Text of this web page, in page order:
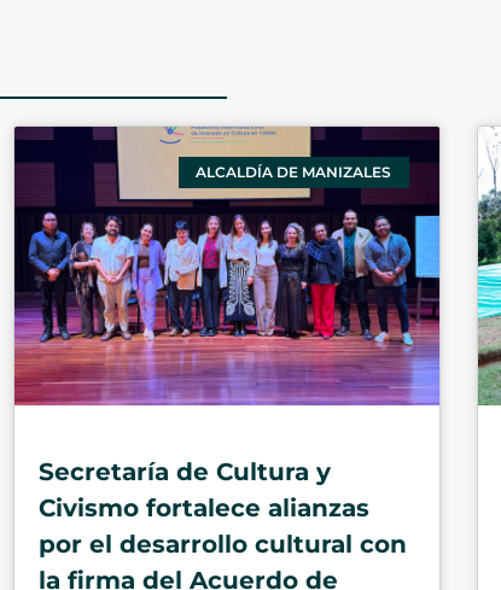
ALCALDÍA DE MANIZALES
Secretaría de Cultura y
Civismo fortalece alianzas
por el desarrollo cultural con
la firma del Acuerdo de